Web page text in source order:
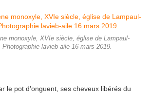
monoxyle, XVIe siècle, église de Lampaul-
Photographie lavieb-aile 16 mars 2019.
le pot d'onguent, ses cheveux libérés du